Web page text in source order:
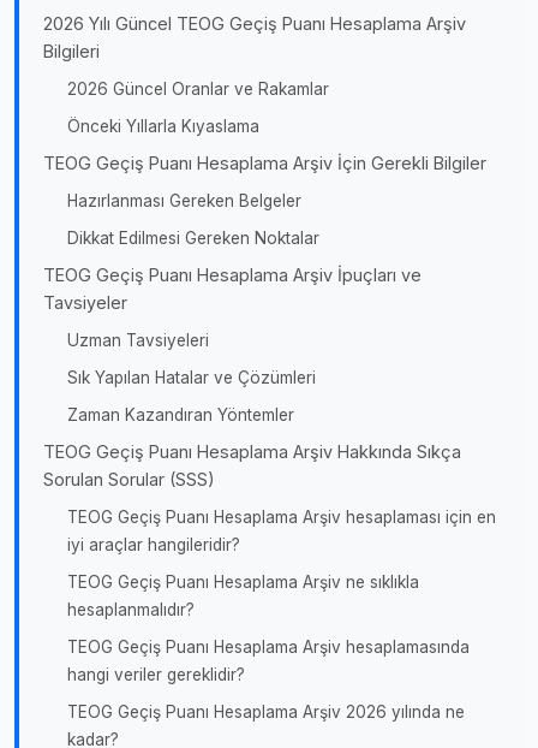
2026 Yılı Güncel TEOG Geçiş Puanı Hesaplama Arşiv
Bilgileri
2026 Güncel Oranlar ve Rakamlar
Önceki Yıllarla Kıyaslama
TEOG Geçiş Puanı Hesaplama Arşiv İçin Gerekli Bilgiler
Hazırlanması Gereken Belgeler
Dikkat Edilmesi Gereken Noktalar
TEOG Geçiş Puanı Hesaplama Arşiv İpuçları ve
Tavsiyeler
Uzman Tavsiyeleri
Sık Yapılan Hatalar ve Çözümleri
Zaman Kazandıran Yöntemler
TEOG Geçiş Puanı Hesaplama Arşiv Hakkında Sıkça
Sorulan Sorular (SSS)
TEOG Geçiş Puanı Hesaplama Arşiv hesaplaması için en
iyi araçlar hangileridir?
TEOG Geçiş Puanı Hesaplama Arşiv ne sıklıkla
hesaplanmalıdır?
TEOG Geçiş Puanı Hesaplama Arşiv hesaplamasında
hangi veriler gereklidir?
TEOG Geçiş Puanı Hesaplama Arşiv 2026 yılında ne
kadar?